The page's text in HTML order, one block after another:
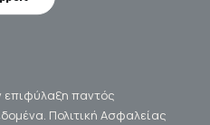
επιφύλαξη παντός
Πολιτική Ασφαλείας